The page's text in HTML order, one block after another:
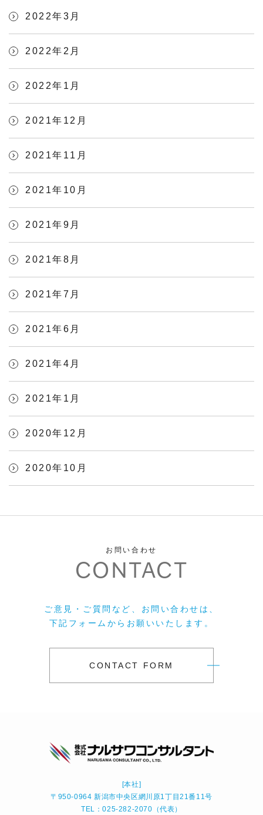
2022年3月
2022年2月
2022年1月
2021年12月
2021年11月
2021年10月
2021年9月
2021年8月
2021年7月
2021年6月
2021年4月
2021年1月
2020年12月
2020年10月
お問い合わせ
CONTACT
ご意見・ご質問など、お問い合わせは、
下記フォームからお願いいたします。
CONTACT FORM
[本社]
〒950-0964 新潟市中央区網川原1丁目21番11号
TEL：025-282-2070（代表）